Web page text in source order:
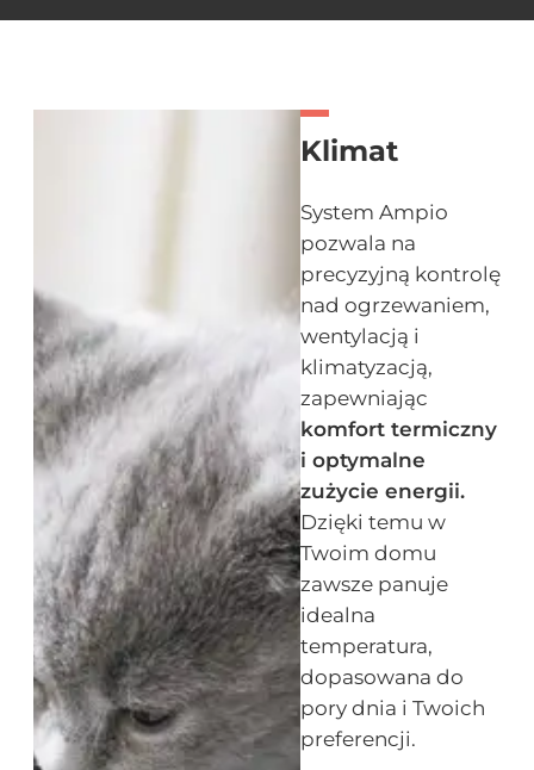
Klimat
System Ampio
pozwala na
precyzyjną kontrolę
nad ogrzewaniem,
wentylacją i
klimatyzacją,
zapewniając
komfort termiczny
i optymalne
zużycie energii.
Dzięki temu w
Twoim domu
zawsze panuje
idealna
temperatura,
dopasowana do
pory dnia i Twoich
preferencji.